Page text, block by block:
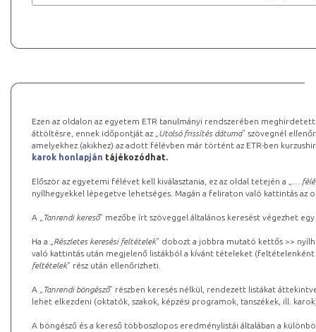
Ezen az oldalon az egyetem ETR tanulmányi rendszerében
áttöltésre, ennek időpontját az „ Utolsó frissítés dátuma” szövegnél
amelyekhez (akikhez) az adott félévben már történt az ETR-ben
karok honlapján tájékozódhat.
Először az egyetemi félévet kell kiválasztania, ez az oldal tetején a „
…
nyílhegyekkel lépegetve lehetséges. Magán a feliraton való kattintás az
A „ Tanrendi kereső” mezőbe írt szöveggel általános keresést végezhet
Ha a „ Részletes keresési feltételek” dobozt a jobbra mutató kettős >>
való kattintás után megjelenő listákból a kívánt tételeket (feltételenként
feltételek” rész után ellenőrizheti.
A „ Tanrendi böngésző” részben keresés nélkül, rendezett listákat
lehet elkezdeni (oktatók, szakok, képzési programok, tanszékek, ill.
A böngésző és a kereső többoszlopos eredménylistái általában a